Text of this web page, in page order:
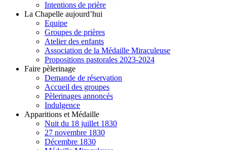
Intentions de prière
La Chapelle aujourd’hui
Equipe
Groupes de prières
Atelier des enfants
Association de la Médaille Miraculeuse
Propositions pastorales 2023-2024
Faire pèlerinage
Demande de réservation
Accueil des groupes
Pèlerinages annoncés
Indulgence
Apparitions et Médaille
Nuit du 18 juillet 1830
27 novembre 1830
Décembre 1830